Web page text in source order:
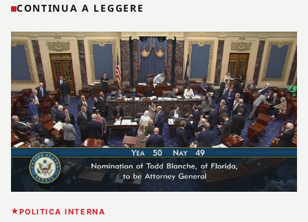
CONTINUA A LEGGERE
POLITICA INTERNA